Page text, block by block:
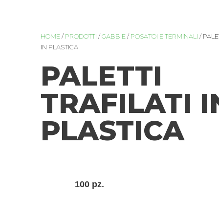
HOME/ PRODOTTI /GABBIE/ POSATOI E TERMINALI /
IN PLASTICA
PALETTI
TRAFILATI
PLASTICA
100 pz.